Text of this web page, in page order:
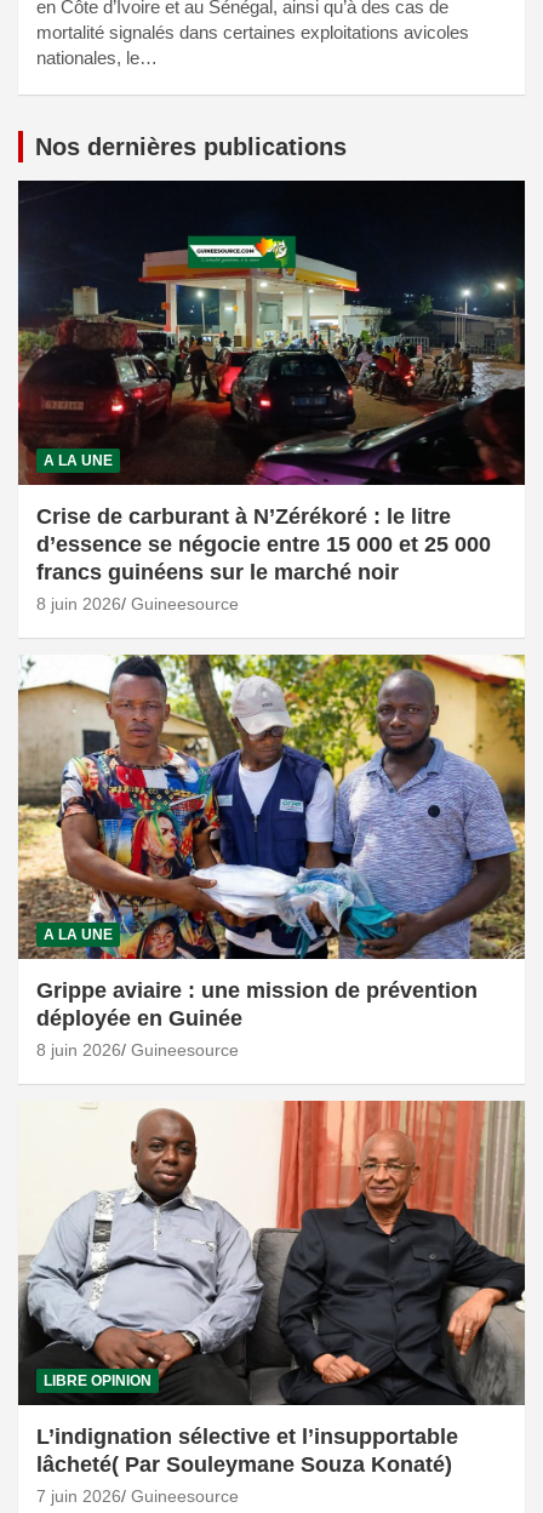
en Côte d’Ivoire et au Sénégal, ainsi qu’à des cas de
mortalité signalés dans certaines exploitations avicoles
nationales, le…
Nos dernières publications
A LA UNE
Crise de carburant à N’Zérékoré : le litre
d’essence se négocie entre 15 000 et 25 000
francs guinéens sur le marché noir
8 juin 2026 Guineesource
A LA UNE
Grippe aviaire : une mission de prévention
déployée en Guinée
8 juin 2026 Guineesource
LIBRE OPINION
L’indignation sélective et l’insupportable
lâcheté( Par Souleymane Souza Konaté)
7 juin 2026 Guineesource